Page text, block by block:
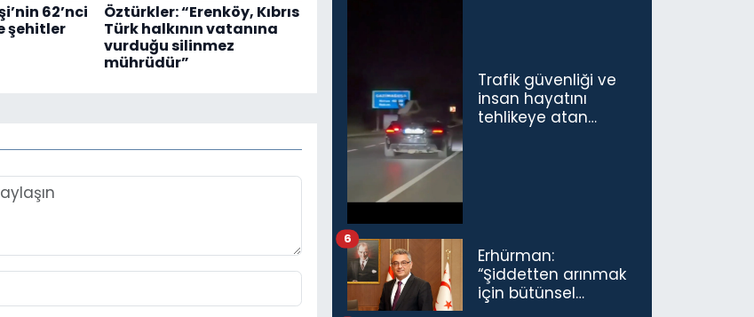
62’nci
şehitler
Öztürkler: “Erenköy, Kıbrıs
Türk halkının vatanına
vurduğu silinmez
mührüdür”
Trafik güvenliği ve
insan hayatını
tehlikeye atan
Erhürman:
“Şiddetten arınmak
için bütünsel
6